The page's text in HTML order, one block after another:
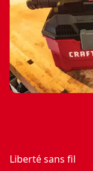
Liberté sans fil